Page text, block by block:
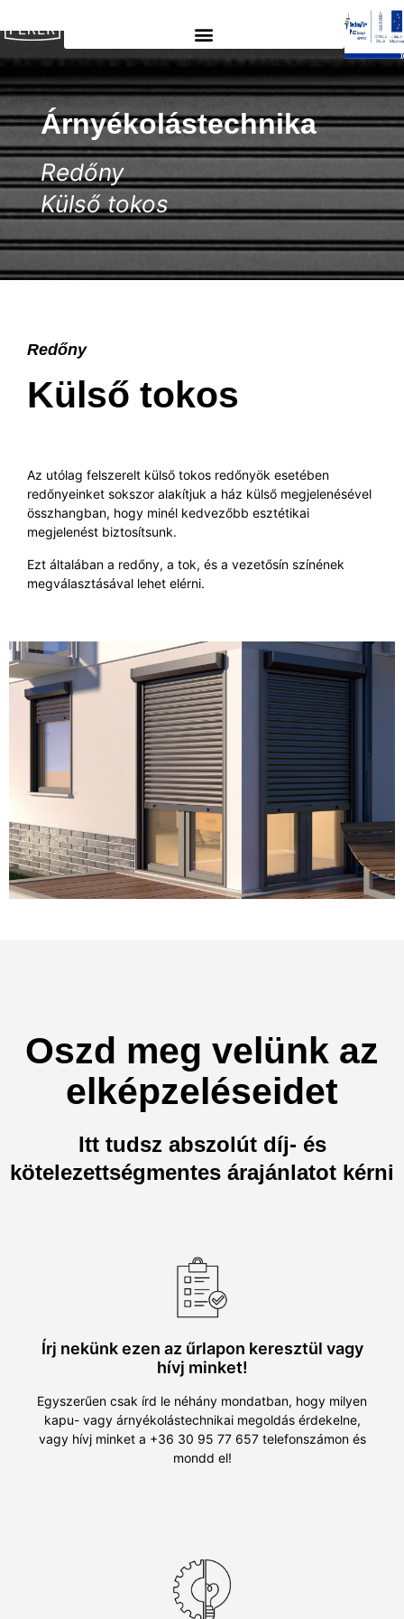
Árnyékolástechnika
Redőny
Külső tokos
Redőny
Külső tokos
Az utólag felszerelt külső tokos redőnyök esetében
redőnyeinket sokszor alakítjuk a ház külső megjelenésével
összhangban, hogy minél kedvezőbb esztétikai
megjelenést biztosítsunk.
Ezt általában a redőny, a tok, és a vezetősín színének
megválasztásával lehet elérni.
Oszd meg velünk az
elképzeléseidet
Itt tudsz abszolút díj- és
kötelezettségmentes árajánlatot kérni
Írj nekünk ezen az űrlapon keresztül vagy
hívj minket!
Egyszerűen csak írd le néhány mondatban, hogy milyen
kapu- vagy árnyékolástechnikai megoldás érdekelne,
vagy hívj minket a +36 30 95 77 657 telefonszámon és
mondd el!